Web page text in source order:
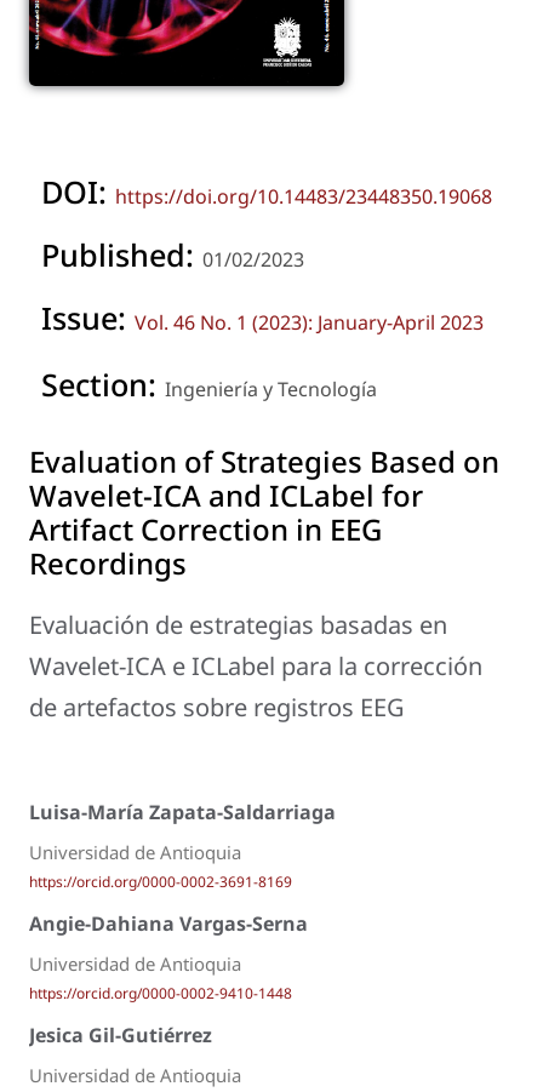
DOI: https://doi.org/10.14483/23448350.19068
Published: 01/02/2023
Issue: Vol. 46 No. 1 (2023): January-April 2023
Section: Ingeniería y Tecnología
Evaluation of Strategies Based on
Wavelet-ICA and ICLabel for
Artifact Correction in EEG
Recordings
Evaluación de estrategias basadas en
Wavelet-ICA e ICLabel para la corrección
de artefactos sobre registros EEG
Luisa-María Zapata-Saldarriaga
Universidad de Antioquia
https://orcid.org/0000-0002-3691-8169
Angie-Dahiana Vargas-Serna
Universidad de Antioquia
https://orcid.org/0000-0002-9410-1448
Jesica Gil-Gutiérrez
Universidad de Antioquia